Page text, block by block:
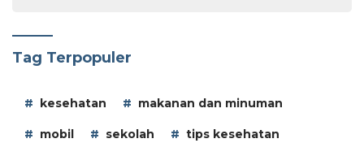
Tag Terpopuler
kesehatan makanan dan minuman
mobil sekolah tips kesehatan